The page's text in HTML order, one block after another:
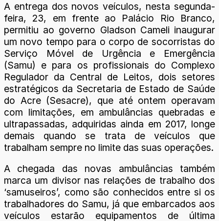
A entrega dos novos veículos, nesta segunda-
feira, 23, em frente ao Palácio Rio Branco,
permitiu ao governo Gladson Cameli inaugurar
um novo tempo para o corpo de socorristas do
Serviço Móvel de Urgência e Emergência
(Samu) e para os profissionais do Complexo
Regulador da Central de Leitos, dois setores
estratégicos da Secretaria de Estado de Saúde
do Acre (Sesacre), que até ontem operavam
com limitações, em ambulâncias quebradas e
ultrapassadas, adquiridas ainda em 2017, longe
demais quando se trata de veículos que
trabalham sempre no limite das suas operações.
A chegada das novas ambulâncias também
marca um divisor nas relações de trabalho dos
‘samuseiros’, como são conhecidos entre si os
trabalhadores do Samu, já que embarcados aos
veículos estarão equipamentos de última